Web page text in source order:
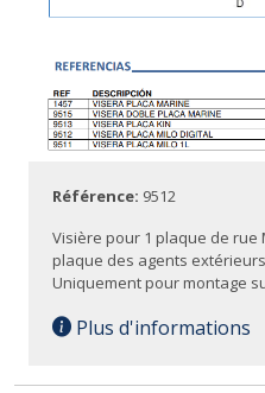
Référence: 9512
Visière pour 1 plaque de rue
plaque des agents
Uniquement pour montage
Plus d'informations